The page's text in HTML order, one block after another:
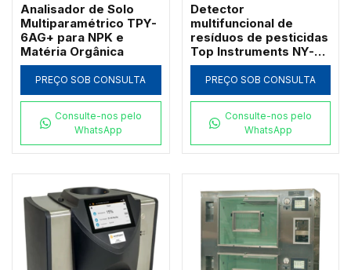
Analisador de Solo
Multiparamétrico TPY-
6AG+ para NPK e
Matéria Orgânica
PREÇO SOB CONSULTA
Consulte-nos pelo
WhatsApp
Detector
multifuncional de
resíduos de pesticidas
Top Instruments NY-
12DG com QR Code
PREÇO SOB CONSULTA
Consulte-nos pelo
WhatsApp